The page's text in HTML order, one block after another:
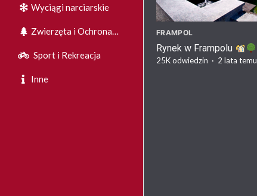
Wyciągi narciarskie
Zwierzęta i Ochrona
Środowiska
Sport i Rekreacja
Inne
FRAMPOL
Rynek w Frampolu
25Kodwiedzin · 2 lata temu